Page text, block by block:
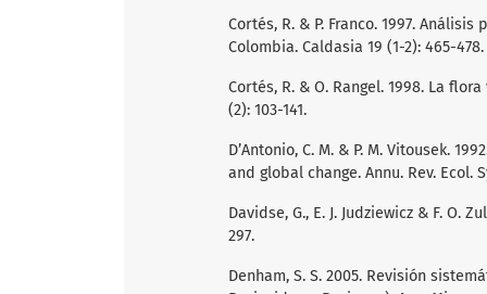
Cortés, R. & P. Franco. 1997.
Colombia. Caldasia 19 (1-2): 465-478.
Cortés, R. & O. Rangel. 1998. La
(2): 103-141.
D’Antonio, C. M. & P. M. Vitousek.
and global change. Annu. Rev. Ecol.
Davidse, G., E. J. Judziewicz & F. O.
297.
Denham, S. S. 2005. Revisión